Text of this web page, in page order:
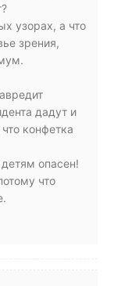
узорах, а что
зрения,
дадут и
конфетка
опасен!
что